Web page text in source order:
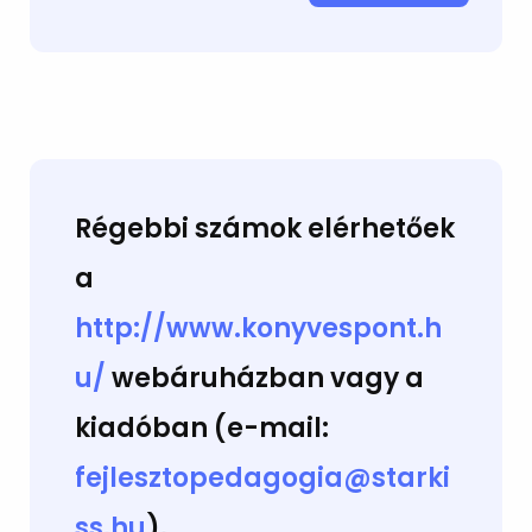
Régebbi számok elérhetőek
a
http://www.konyvespont.h
u/ webáruházban vagy a
kiadóban (e-mail:
fejlesztopedagogia@starki